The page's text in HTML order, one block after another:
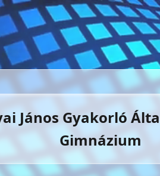
János Gyakorló
Gimnázium